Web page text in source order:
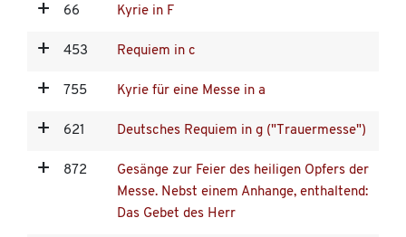
66 Kyrie in F
453 Requiem in c
755 Kyrie für eine Messe in a
621 Deutsches Requiem in g ("Trauermesse")
872
Gesänge zur Feier des heiligen Opfers der
Messe. Nebst einem Anhange, enthaltend:
Das Gebet des Herr